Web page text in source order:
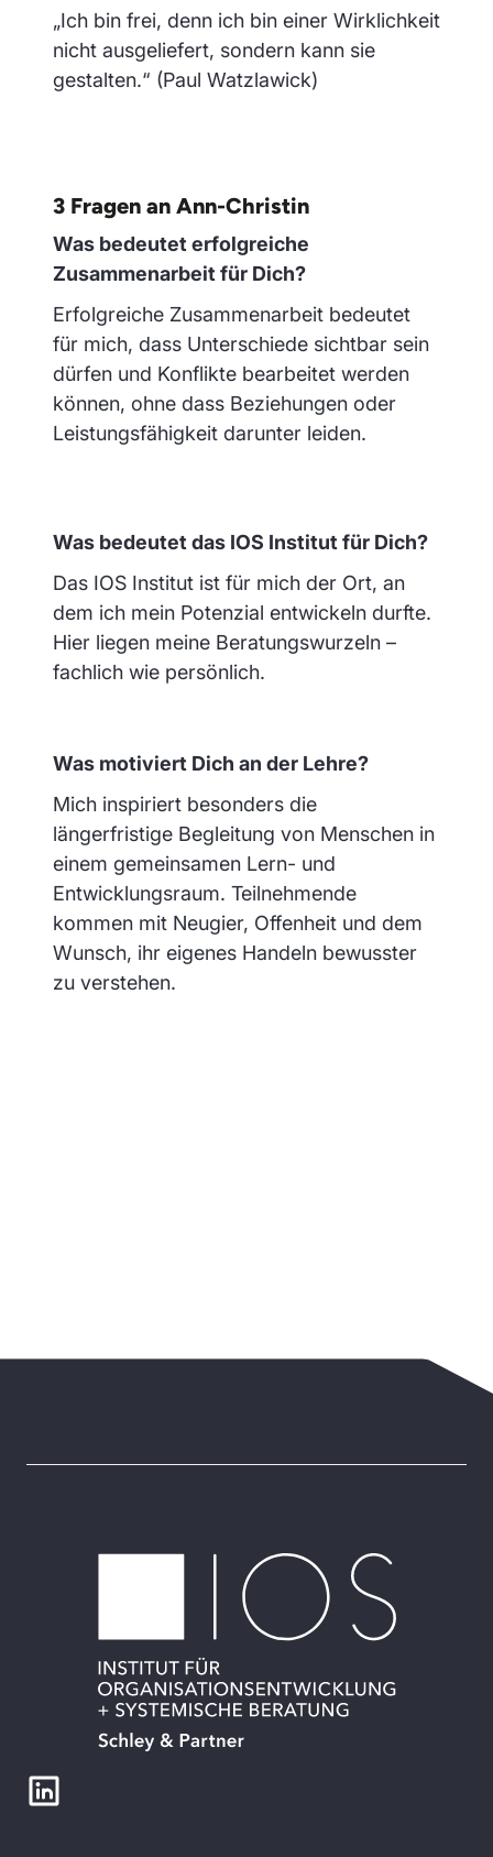
„Ich bin frei, denn ich bin einer Wirklichkeit
nicht ausgeliefert, sondern kann sie
gestalten.“ (Paul Watzlawick)
3 Fragen an Ann-Christin
Was bedeutet erfolgreiche
Zusammenarbeit für Dich?
Erfolgreiche Zusammenarbeit bedeutet
für mich, dass Unterschiede sichtbar sein
dürfen und Konflikte bearbeitet werden
können, ohne dass Beziehungen oder
Leistungsfähigkeit darunter leiden.
Was bedeutet das IOS Institut für Dich?
Das IOS Institut ist für mich der Ort, an
dem ich mein Potenzial entwickeln durfte.
Hier liegen meine Beratungswurzeln –
fachlich wie persönlich.
Was motiviert Dich an der Lehre?
Mich inspiriert besonders die
längerfristige Begleitung von Menschen in
einem gemeinsamen Lern- und
Entwicklungsraum. Teilnehmende
kommen mit Neugier, Offenheit und dem
Wunsch, ihr eigenes Handeln bewusster
zu verstehen.